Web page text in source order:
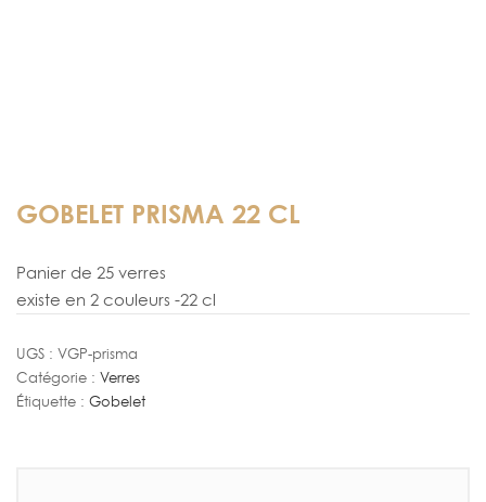
GOBELET PRISMA 22 CL
Panier de 25 verres
existe en 2 couleurs -22 cl
UGS : VGP-prisma
Catégorie : Verres
Étiquette : Gobelet